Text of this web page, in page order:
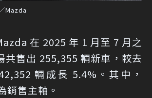
Mazda
在 2025 年 1 月至 7 月之
共售出 255,355 輛新車，較去
輛成長 5.4%。其中，
銷售主軸。